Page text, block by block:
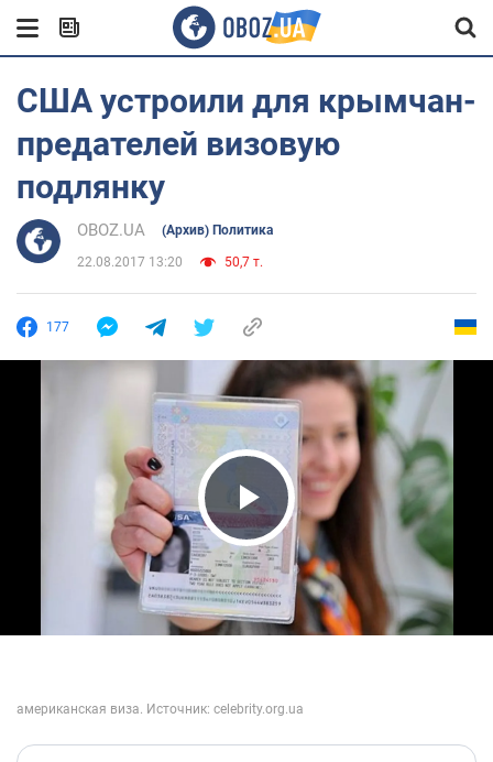
США устроили для крымчан-
предателей визовую
подлянку
OBOZ.UA (Архив) Политика
22.08.2017 13:20 50,7 т.
177
Play Video